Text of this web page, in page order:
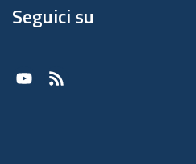
Seguici su
Youtube
RSS